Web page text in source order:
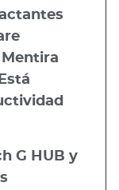
Mentira
G HUB y